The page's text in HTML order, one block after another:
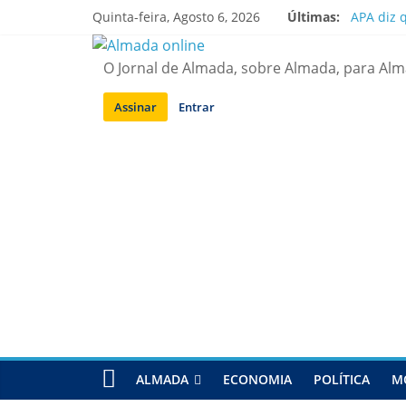
Quinta-feira, Agosto 6, 2026 Últimas:
APA diz
Ponte
O Jornal de Almada, sobre Almada, para
Assinar Entrar
ALMADA ECONOMIA POLÍTICA